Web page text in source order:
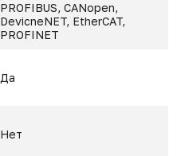
PROFIBUS, CANopen,
DevicneNET, EtherCAT,
PROFINET
Да
Нет